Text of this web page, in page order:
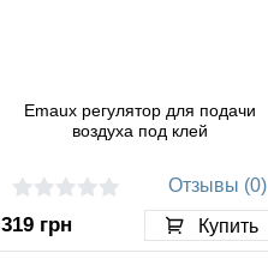
Emaux регулятор для подачи
воздуха под клей
Отзывы (0)
319 грн Купить